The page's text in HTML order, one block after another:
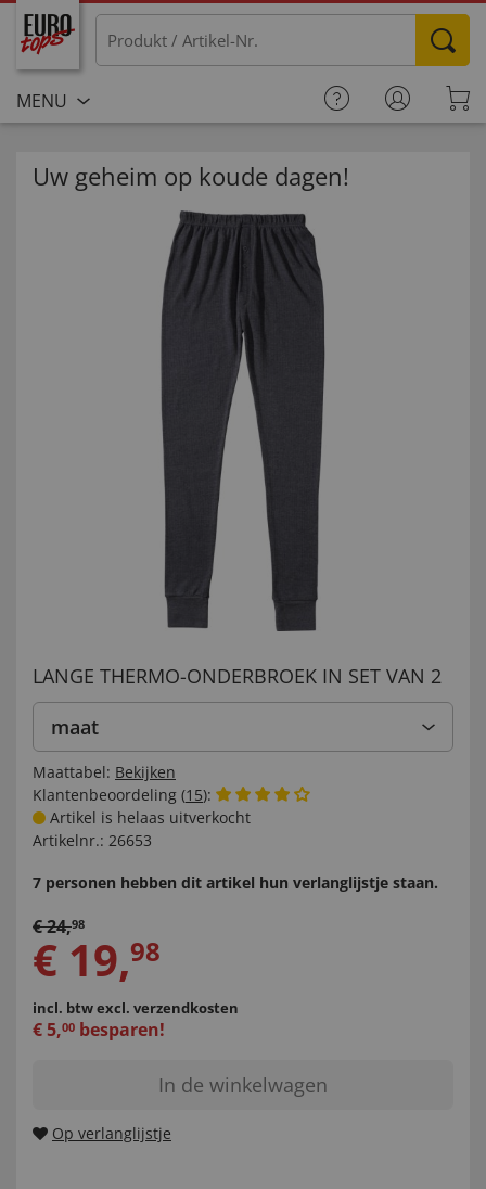
MENU
Uw geheim op koude dagen!
LANGE THERMO-ONDERBROEK IN SET VAN 2
maat
Maattabel: Bekijken
Klantenbeoordeling (15):
Artikel is helaas uitverkocht
Artikelnr.: 26653
7 personen hebben dit artikel hun verlanglijstje staan.
€24,98
€ 19,98
incl. btwexcl. verzendkosten
€5,00 besparen!
In de winkelwagen
Op verlanglijstje